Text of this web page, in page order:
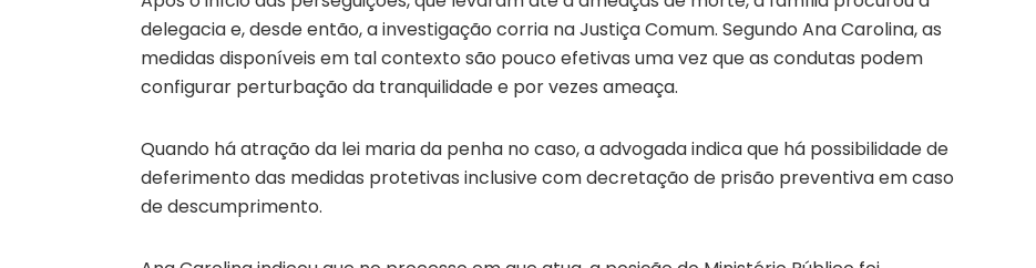
delegacia e, desde então, a investigação corria na Justiça Comum. Segundo Ana Carolina, as
medidas disponíveis em tal contexto são pouco efetivas uma vez que as condutas podem
configurar perturbação da tranquilidade e por vezes ameaça.
Quando há atração da lei maria da penha no caso, a advogada indica que há possibilidade de
deferimento das medidas protetivas inclusive com decretação de prisão preventiva em caso
de descumprimento.